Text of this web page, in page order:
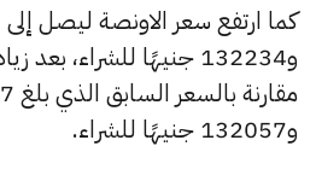
و132057 جنيهًا للشراء.